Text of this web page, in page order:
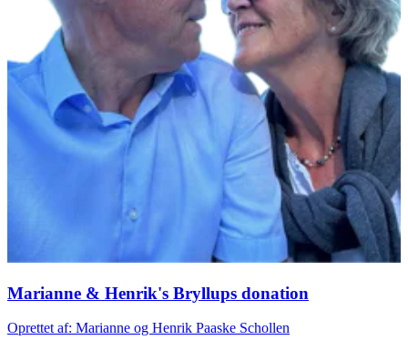
Marianne & Henrik's Bryllups donation
Oprettet af: Marianne og Henrik Paaske Schollen